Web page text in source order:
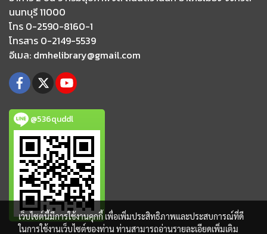
นนทบุรี 11000
โทร 0-2590-8160-1
โทรสาร 0-2149-5539
อีเมล: dmhelibrary@gmail.com
@536quddl
เว็บไซต์นี้มีการใช้งานคุกกี้ เพื่อเพิ่มประสิทธิภาพและประสบการณ์ที่ดี
ในการใช้งานเว็บไซต์ของท่าน ท่านสามารถอ่านรายละเอียดเพิ่มเติม